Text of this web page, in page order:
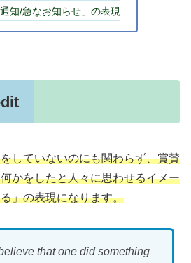
通知/急なお知らせ」の表現
していないのにも関わらず、賞賛
かをしたと人々に思わせるイメー
」の表現になります。
that one did something